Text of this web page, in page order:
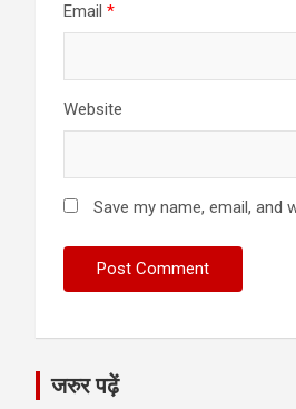
Email *
Website
Save my name, email,
जरुर पढ़ें